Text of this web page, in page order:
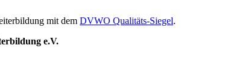
mit dem DVWO Qualitäts-Siegel.
e.V.